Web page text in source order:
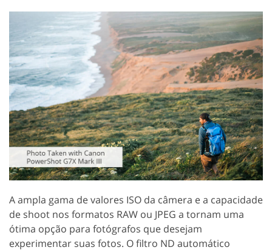
A ampla gama de valores ISO da câmera e a capacidade
de shoot nos formatos RAW ou JPEG a tornam uma
ótima opção para fotógrafos que desejam
experimentar suas fotos. O filtro ND automático